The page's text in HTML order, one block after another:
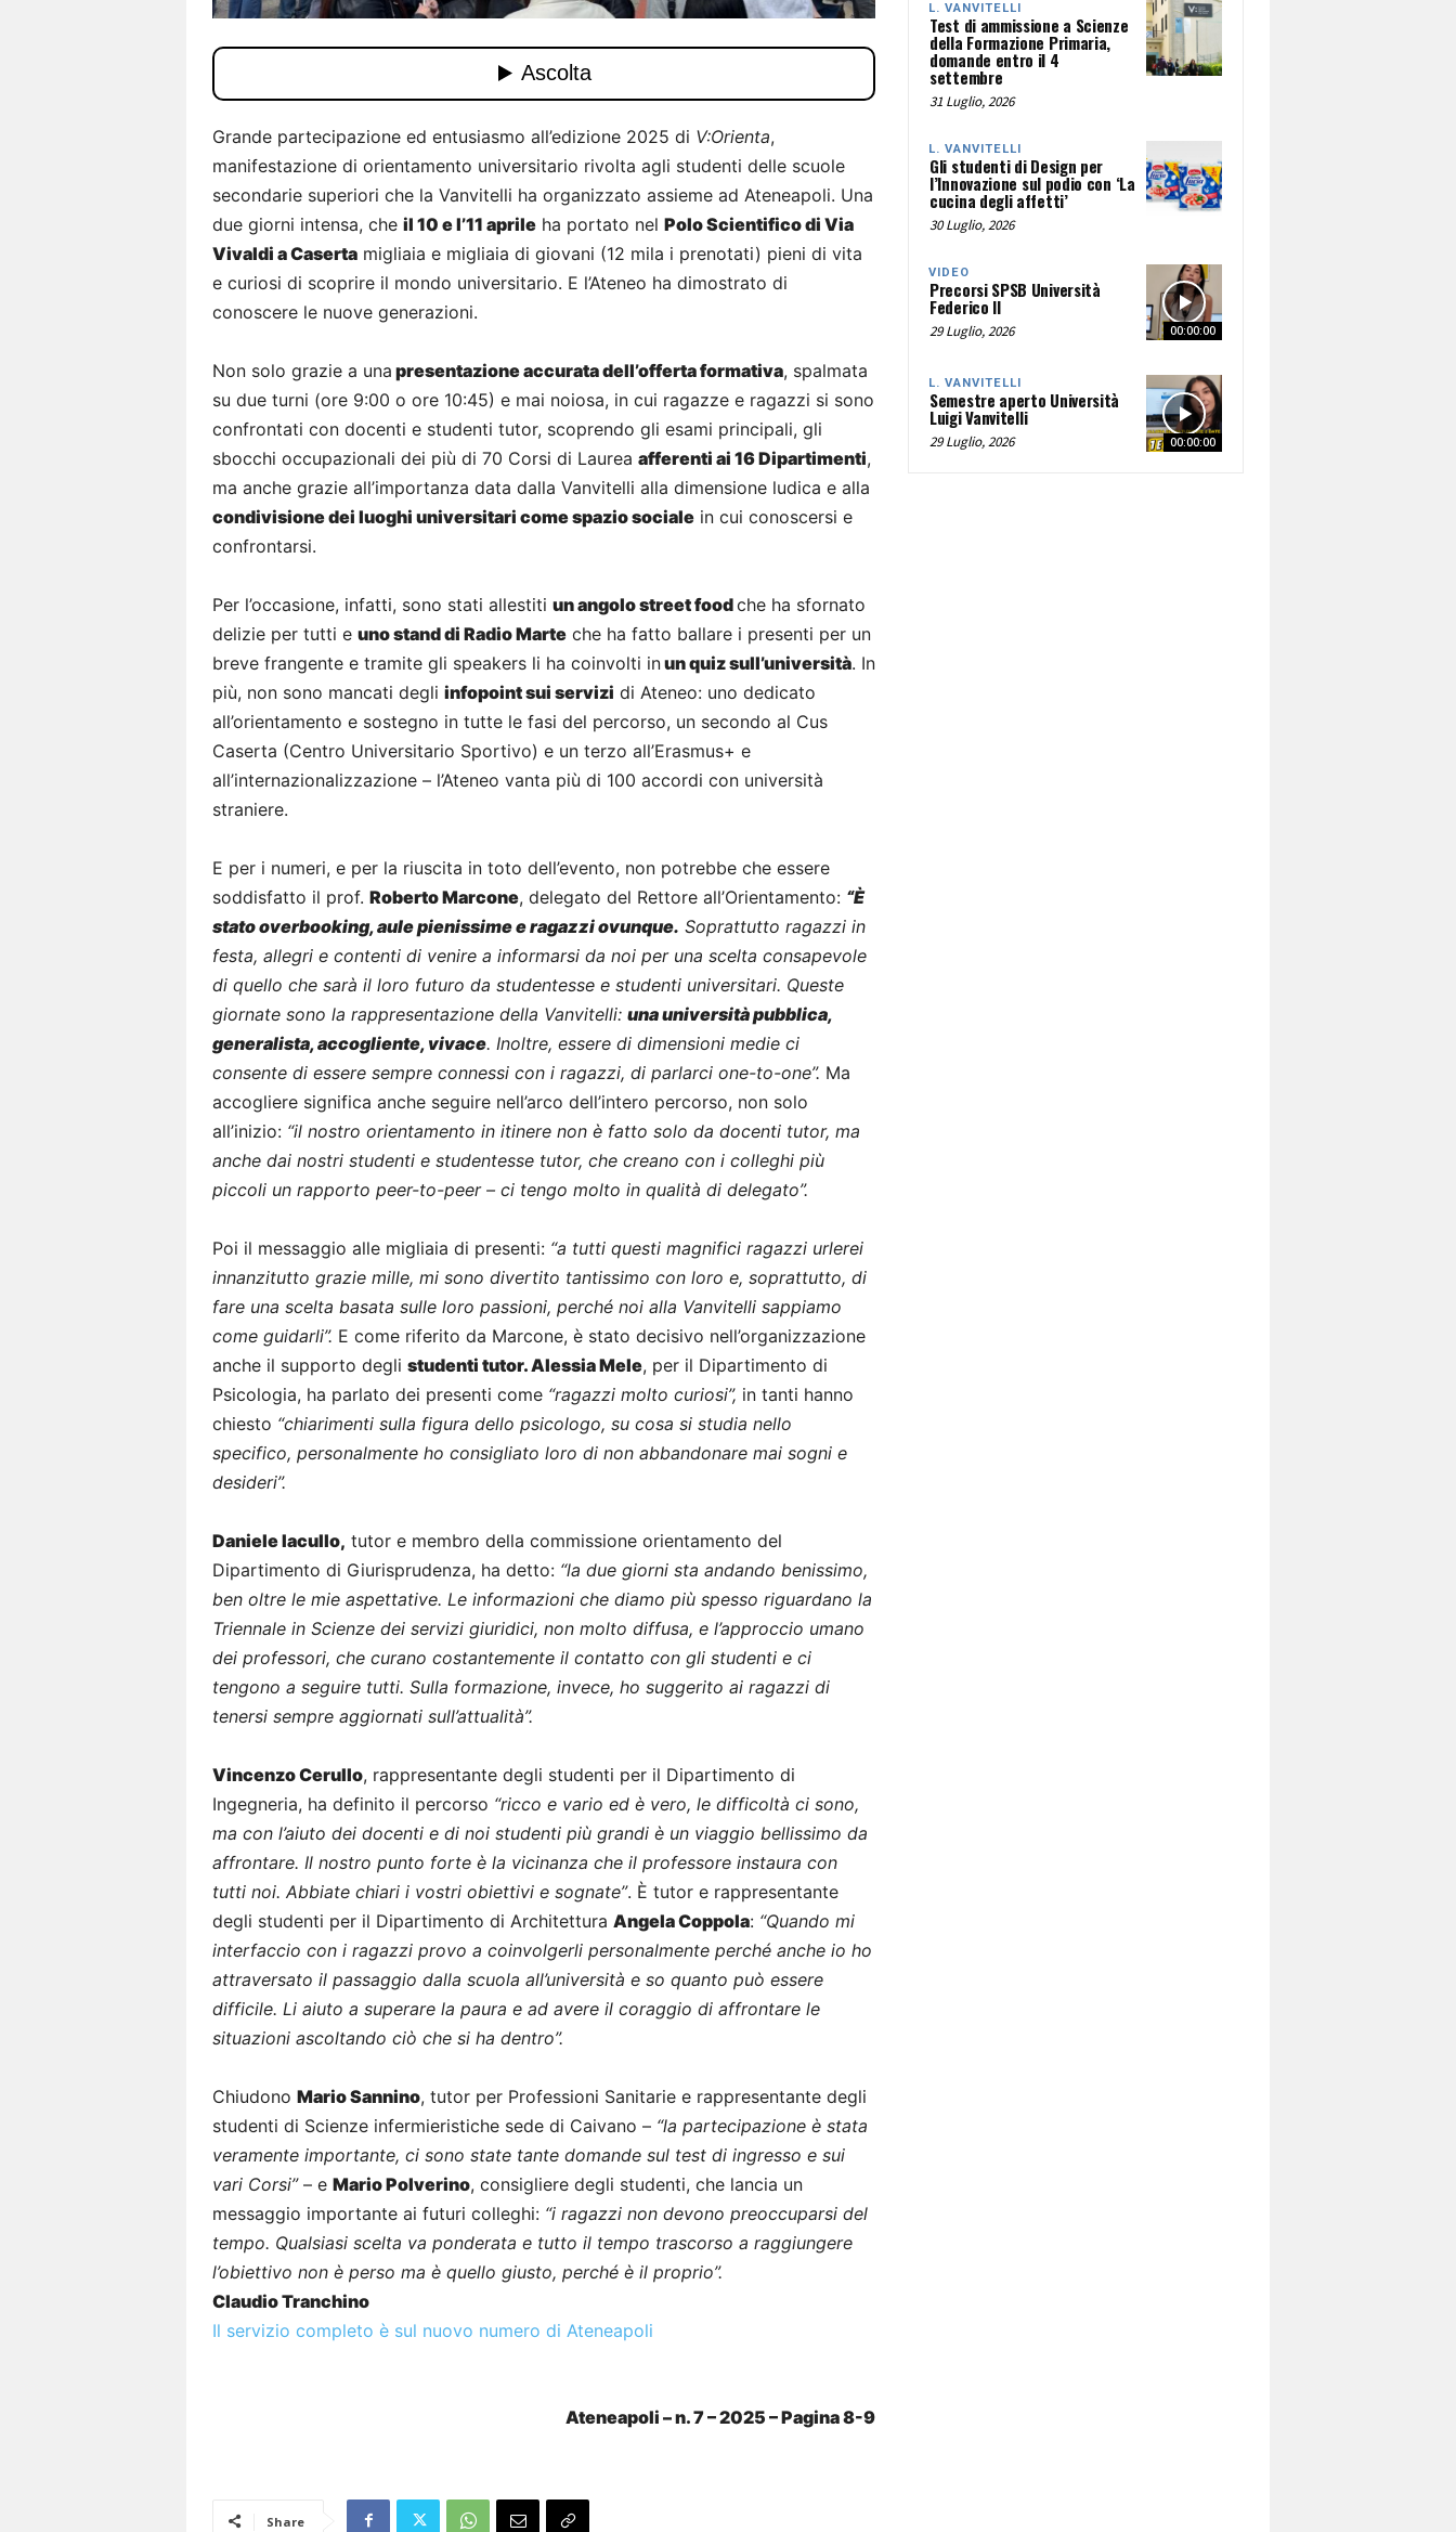
Grande partecipazione ed entusiasmo all’edizione 2025 di V:Orienta,
manifestazione di orientamento universitario rivolta agli studenti delle scuole
secondarie superiori che la Vanvitelli ha organizzato assieme ad Ateneapoli. Una
due giorni intensa, che il 10 e l’11 aprile ha portato nel Polo Scientifico di Via
Vivaldi a Caserta migliaia e migliaia di giovani (12 mila i prenotati) pieni di vita
e curiosi di scoprire il mondo universitario. E l’Ateneo ha dimostrato di
conoscere le nuove generazioni.
Non solo grazie a una presentazione accurata dell’offerta formativa, spalmata
su due turni (ore 9:00 o ore 10:45) e mai noiosa, in cui ragazze e ragazzi si sono
confrontati con docenti e studenti tutor, scoprendo gli esami principali, gli
sbocchi occupazionali dei più di 70 Corsi di Laurea afferenti ai 16 Dipartimenti,
ma anche grazie all’importanza data dalla Vanvitelli alla dimensione ludica e alla
condivisione dei luoghi universitari come spazio sociale in cui conoscersi e
confrontarsi.
Per l’occasione, infatti, sono stati allestiti un angolo street foodche ha sfornato
delizie per tutti e uno stand di Radio Marte che ha fatto ballare i presenti per un
breve frangente e tramite gli speakers li ha coinvolti inun quiz sull’università. In
più, non sono mancati degli infopoint sui servizi di Ateneo: uno dedicato
all’orientamento e sostegno in tutte le fasi del percorso, un secondo al Cus
Caserta (Centro Universitario Sportivo) e un terzo all’Erasmus+ e
all’internazionalizzazione – l’Ateneo vanta più di 100 accordi con università
straniere.
E per i numeri, e per la riuscita in toto dell’evento, non potrebbe che essere
soddisfatto il prof. Roberto Marcone, delegato del Rettore all’Orientamento: “È
stato overbooking, aule pienissime e ragazzi ovunque. Soprattutto ragazzi in
festa, allegri e contenti di venire a informarsi da noi per una scelta consapevole
di quello che sarà il loro futuro da studentesse e studenti universitari. Queste
giornate sono la rappresentazione della Vanvitelli: una università pubblica,
generalista, accogliente, vivace. Inoltre, essere di dimensioni medie ci
consente di essere sempre connessi con i ragazzi, di parlarci one-to-one”. Ma
accogliere significa anche seguire nell’arco dell’intero percorso, non solo
all’inizio: “il nostro orientamento in itinere non è fatto solo da docenti tutor, ma
anche dai nostri studenti e studentesse tutor, che creano con i colleghi più
piccoli un rapporto peer-to-peer – ci tengo molto in qualità di delegato”.
Poi il messaggio alle migliaia di presenti: “a tutti questi magnifici ragazzi urlerei
innanzitutto grazie mille, mi sono divertito tantissimo con loro e, soprattutto, di
fare una scelta basata sulle loro passioni, perché noi alla Vanvitelli sappiamo
come guidarli”. E come riferito da Marcone, è stato decisivo nell’organizzazione
anche il supporto degli studenti tutor. Alessia Mele, per il Dipartimento di
Psicologia, ha parlato dei presenti come “ragazzi molto curiosi”, in tanti hanno
chiesto “chiarimenti sulla figura dello psicologo, su cosa si studia nello
specifico, personalmente ho consigliato loro di non abbandonare mai sogni e
desideri”.
Daniele Iacullo, tutor e membro della commissione orientamento del
Dipartimento di Giurisprudenza, ha detto: “la due giorni sta andando benissimo,
ben oltre le mie aspettative. Le informazioni che diamo più spesso riguardano la
Triennale in Scienze dei servizi giuridici, non molto diffusa, e l’approccio umano
dei professori, che curano costantemente il contatto con gli studenti e ci
tengono a seguire tutti. Sulla formazione, invece, ho suggerito ai ragazzi di
tenersi sempre aggiornati sull’attualità”.
Vincenzo Cerullo, rappresentante degli studenti per il Dipartimento di
Ingegneria, ha definito il percorso “ricco e vario ed è vero, le difficoltà ci sono,
ma con l’aiuto dei docenti e di noi studenti più grandi è un viaggio bellissimo da
affrontare. Il nostro punto forte è la vicinanza che il professore instaura con
tutti noi. Abbiate chiari i vostri obiettivi e sognate”. È tutor e rappresentante
degli studenti per il Dipartimento di Architettura Angela Coppola: “Quando mi
interfaccio con i ragazzi provo a coinvolgerli personalmente perché anche io ho
attraversato il passaggio dalla scuola all’università e so quanto può essere
difficile. Li aiuto a superare la paura e ad avere il coraggio di affrontare le
situazioni ascoltando ciò che si ha dentro”.
Chiudono Mario Sannino, tutor per Professioni Sanitarie e rappresentante degli
studenti di Scienze infermieristiche sede di Caivano – “la partecipazione è stata
veramente importante, ci sono state tante domande sul test di ingresso e sui
vari Corsi”– e Mario Polverino, consigliere degli studenti, che lancia un
messaggio importante ai futuri colleghi: “i ragazzi non devono preoccuparsi del
tempo. Qualsiasi scelta va ponderata e tutto il tempo trascorso a raggiungere
l’obiettivo non è perso ma è quello giusto, perché è il proprio”.
Claudio Tranchino
Il servizio completo è sul nuovo numero di Ateneapoli
Ateneapoli – n. 7 – 2025 – Pagina 8-9
Share
L. VANVITELLI
Test di ammissione a Scienze
della Formazione Primaria,
domande entro il 4
settembre
31 Luglio, 2026
L. VANVITELLI
Gli studenti di Design per
l’Innovazione sul podio con ‘La
cucina degli affetti’
30 Luglio, 2026
00:00:00
VIDEO
Precorsi SPSB Università
Federico II
29 Luglio, 2026
00:00:00
L. VANVITELLI
Semestre aperto Università
Luigi Vanvitelli
29 Luglio, 2026